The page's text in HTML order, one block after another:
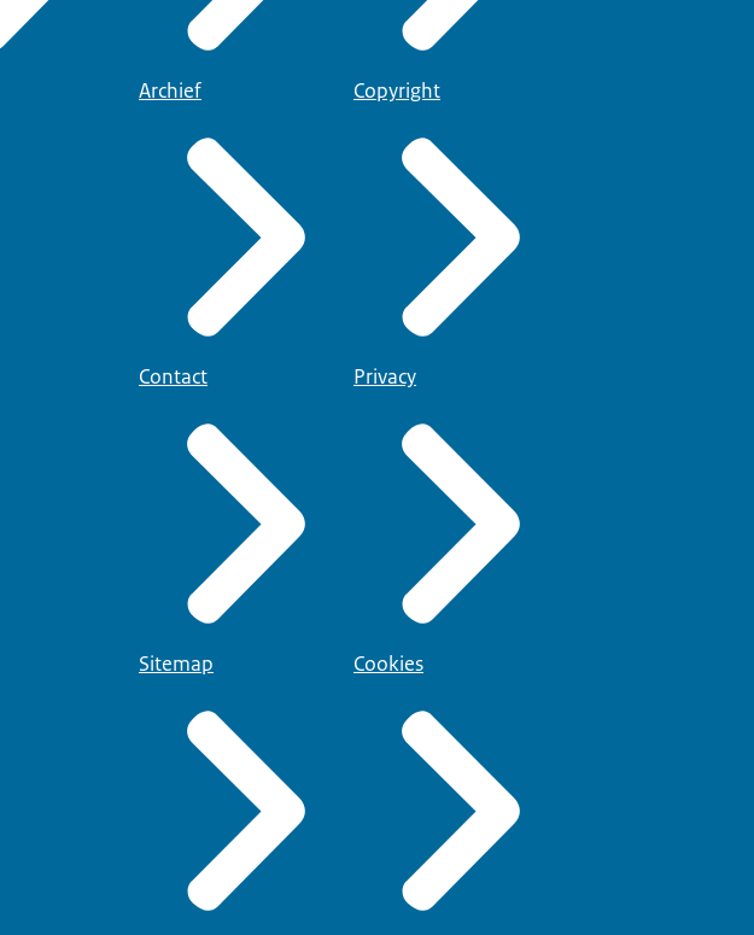
Archief
Contact
Sitemap
Copyright
Privacy
Cookies